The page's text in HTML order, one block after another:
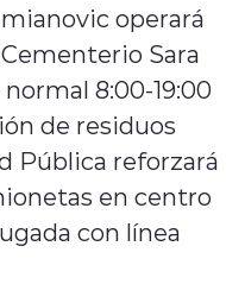
operará
Sara
8:00-19:00
de residuos
Pública reforzará
en centro
con línea